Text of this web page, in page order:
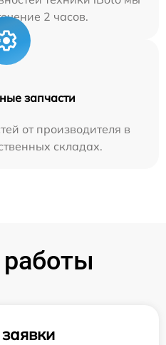
2 часов.
запчасти
от производителя в
складах.